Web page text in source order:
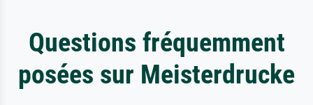
Questions fréquemment
posées sur Meisterdrucke